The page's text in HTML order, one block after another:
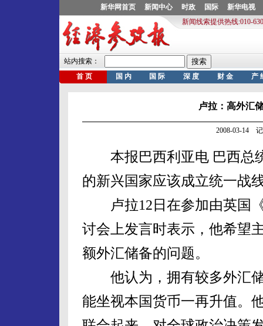
卢拉：高外汇
2008-03-14
本报巴西利亚电 巴西总
的新兴国家应该成立统一战
卢拉12日在参加由英国《
讨会上发言时表示，他希望
额外汇储备的问题。
他认为，拥有较多外汇储
能坐视本国货币一再升值。